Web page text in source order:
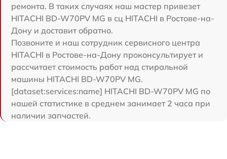
ремонта. В таких случаях наш мастер привезет
HITACHI BD-W70PV MG в сц HITACHI в Ростове-на-
Дону и доставит обратно.
Позвоните и наш сотрудник сервисного центра
HITACHI в Ростове-на-Дону проконсультирует и
рассчитает стоимость работ над стиральной
машины HITACHI BD-W70PV MG.
[dataset:services:name] HITACHI BD-W70PV MG по
нашей статистике в среднем занимает 2 часа при
наличии запчастей.